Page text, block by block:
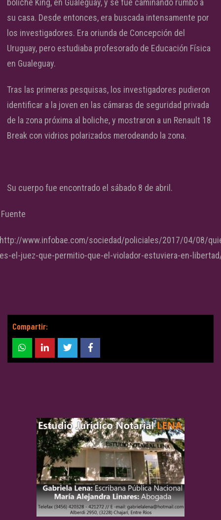
su casa. Desde entonces, era buscada intensamente por
los investigadores. Era oriunda de Concepción del
Uruguay, pero estudiaba profesorado de Educación Física
en Gualeguay.
Tras las primeras pesquisas, los investigadores pudieron
identificar a la joven en las cámaras de seguridad privada
de la zona próxima al boliche, y mostraron a un Renault 18
Break con vidrios polarizados merodeando la zona.
Su cuerpo fue encontrado el sábado 8 de abril.
Fuente
http://www.infobae.com/sociedad/policiales/2017/04/08/
es-el-juez-que-permitio-que-el-violador-estuviera-en-
Compartir: